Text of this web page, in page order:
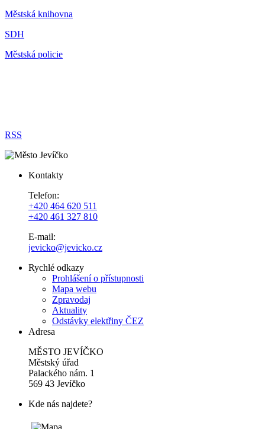
Městská knihovna
SDH
Městská policie
RSS
Kontakty
Telefon:
+420 464 620 511
+420 461 327 810
E-mail:
jevicko@jevicko.cz
Rychlé odkazy
Prohlášení o přístupnosti
Mapa webu
Zpravodaj
Aktuality
Odstávky elektřiny ČEZ
Adresa
MĚSTO JEVÍČKO
Městský úřad
Palackého nám. 1
569 43 Jevíčko
Kde nás najdete?